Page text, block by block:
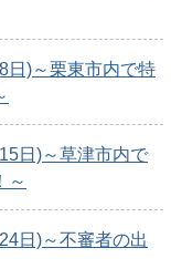
日)～栗東市内で特
日)～草津市内で
～
日)～不審者の出